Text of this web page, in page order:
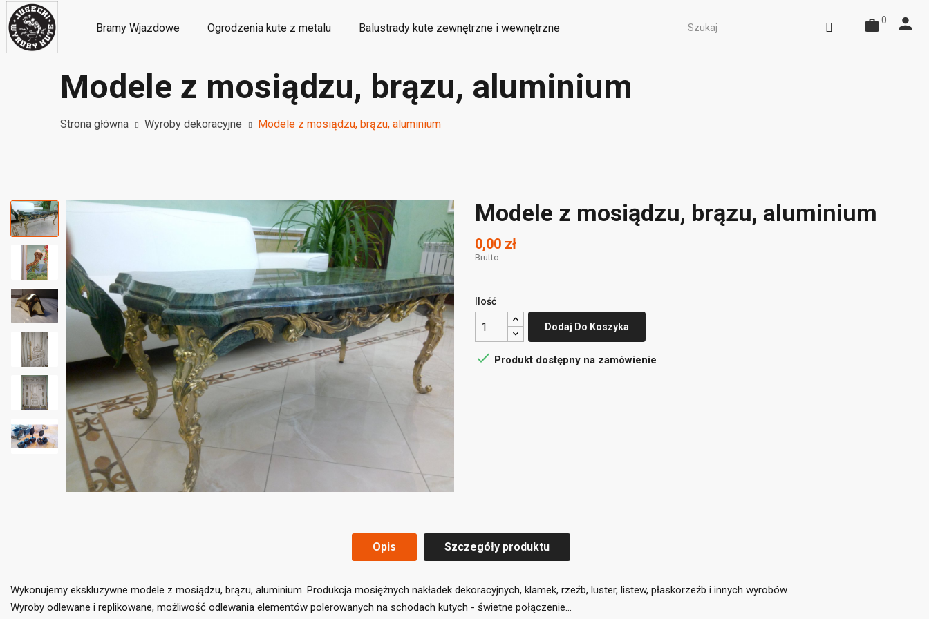
Dodaj do listy życzeń
((title)) ×
Zaloguj się ×
0
Bramy Wjazdowe Ogrodzenia kute z metalu Balustrady kute zewnętrzne i wewnętrzne
Metalowe ozdoby i dekoracje kute Metalowe elementy kute ozdobne Wyroby dekoracyjne
Modele z mosiądzu, brązu, aluminium
Strona główna Wyroby dekoracyjne Modele z mosiądzu, brązu, aluminium
Modele z mosiądzu, brązu, aluminium
0,00 zł
Brutto
Ilość
Dodaj Do Koszyka
 Produkt dostępny na zamówienie
Opis Szczegóły produktu
Wykonujemy ekskluzywne modele z mosiądzu, brązu, aluminium. Produkcja mosiężnych nakładek dekoracyjnych, klamek, rzeźb, luster, listew, płaskorzeźb i innych wyrobów.
Wyroby odlewane i replikowane, możliwość odlewania elementów polerowanych na schodach kutych - świetne połączenie...